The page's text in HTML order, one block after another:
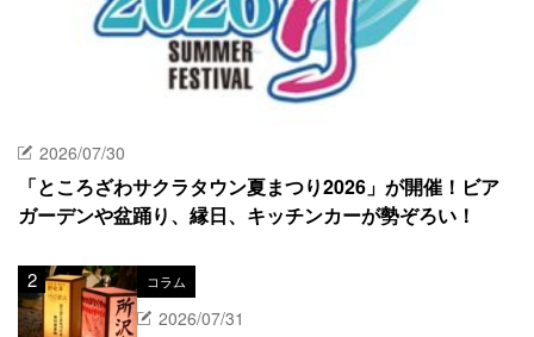
2026/07/30
「ところざわサクラタウン夏まつり2026」が開催！ビア
ガーデンや盆踊り、縁日、キッチンカーが勢ぞろい！
コラム
2026/07/31